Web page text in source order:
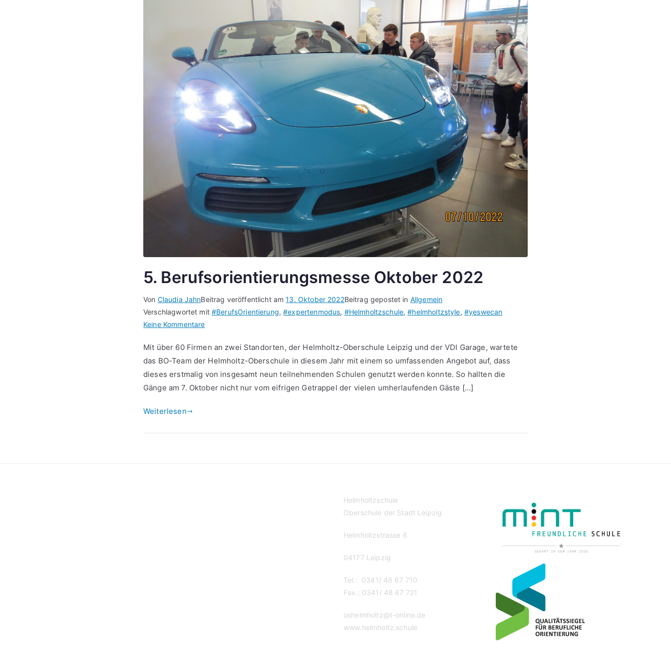
5. Berufsorientierungsmesse Oktober 2022
Von Claudia JahnBeitrag veröffentlicht am13. Oktober 2022Beitrag gepostet in Allgemein
Verschlagwortet mit#BerufsOrientierung,#expertenmodus, #Helmholtzschule,#helmholtzstyle, #yeswecan
Keine Kommentarezu
Berufsorientierungsmesse
Oktober
2022
Mit über 60 Firmen an zwei Standorten, der Helmholtz-Oberschule Leipzig und der VDI Garage, wartete
das BO-Team der Helmholtz-Oberschule in diesem Jahr mit einem so umfassenden Angebot auf, dass
dieses erstmalig von insgesamt neun teilnehmenden Schulen genutzt werden konnte. So hallten die
Gänge am 7. Oktober nicht nur vom eifrigen Getrappel der vielen umherlaufenden Gäste […]
Weiterlesen
Helmholtzschule
Oberschule der Stadt Leipzig
Helmholtzstrasse 6
04177 Leipzig
Tel.: 0341/ 48 67 710
Fax.: 0341/ 48 67 721
oshelmholtz@t-online.de
www.helmholtz.schule